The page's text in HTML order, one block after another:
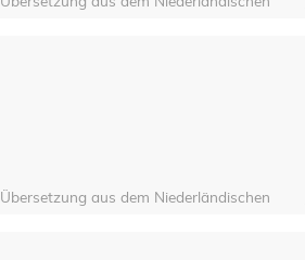
Übersetzung aus dem Niederländischen